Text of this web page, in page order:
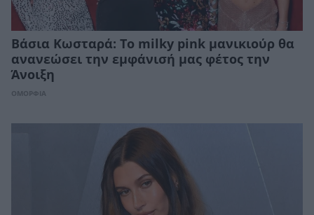
Βάσια Κωσταρά: Το milky pink μανικιούρ θα
ανανεώσει την εμφάνισή μας φέτος την
Άνοιξη
ΟΜΟΡΦΙΑ